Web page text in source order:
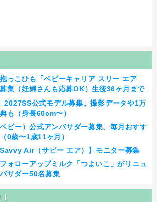
っこひも「ベビーキャリア スリー エア
集（妊婦さんも応募OK）生後36ヶ月まで
2027SS公式モデル募集。撮影データや1万
も（身長60cm〜）
ビー）公式アンバサダー募集、毎月おすす
0歳〜1歳11ヶ月）
Air（サビー エア）】モニター募集
ォローアップミルク「つよいこ」がリニュ
サダー50名募集